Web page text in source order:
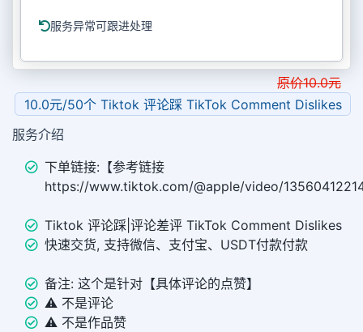
服务异常可跟进处理
原价10.0元
10.0元/50个 Tiktok 评论踩 TikTok Comment Dislikes
服务介绍
下单链接:【参考链接
https://www.tiktok.com/@apple/video/
Tiktok 评论踩|评论差评 TikTok Comment Dislikes
快速交货, 支持微信、支付宝、USDT付款付款
备注: 这个是针对【具体评论的点赞】
⚠️ 不是评论
⚠️ 不是作品赞